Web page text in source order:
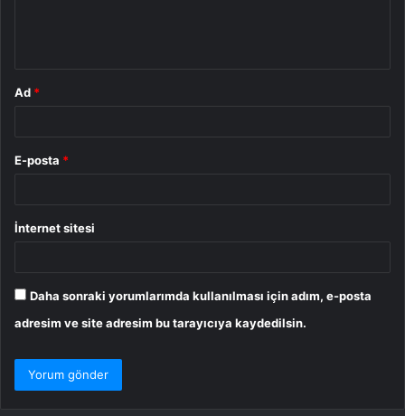
Ad *
E-posta *
İnternet sitesi
Daha sonraki yorumlarımda kullanılması için adım, e-posta
adresim ve site adresim bu tarayıcıya kaydedilsin.